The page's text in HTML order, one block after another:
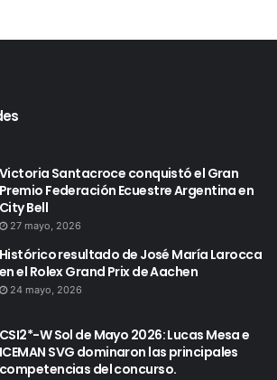
Victoria Santacroce conquistó el Gran
Premio Federación Ecuestre Argentina en
City Bell
27 mayo, 2026
Histórico resultado de José María Larocca
en el Rolex Grand Prix de Aachen
24 mayo, 2026
CSI2*-W Sol de Mayo 2026: Lucas Mesa e
ICEMAN SVG dominaron las principales
competencias del concurso.